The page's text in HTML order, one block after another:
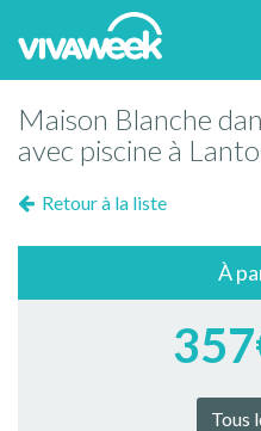
Maison Blanche
avec piscine à
Retour à la liste
À
Tous